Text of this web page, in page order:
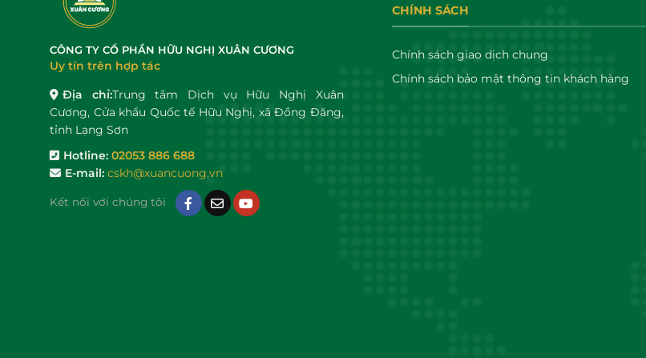
CÔNG TY CỔ PHẦN HỮU NGHỊ XUÂN CƯƠNG
Uy tín trên hợp tác
Địa chỉ:Trung tâm Dịch vụ Hữu Nghị Xuân
Cương, Cửa khẩu Quốc tế Hữu Nghị, xã Đồng Đăng,
tỉnh Lạng Sơn
Hotline: 02053 886 688
E-mail: cskh@xuancuong.vn
Kết nối với chúng tôi
CHÍNH SÁCH
Chính sách giao dịch chung
Chính sách bảo mật thông tin khách hàng